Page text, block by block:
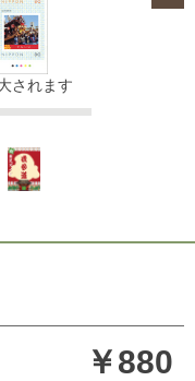
されます
￥880